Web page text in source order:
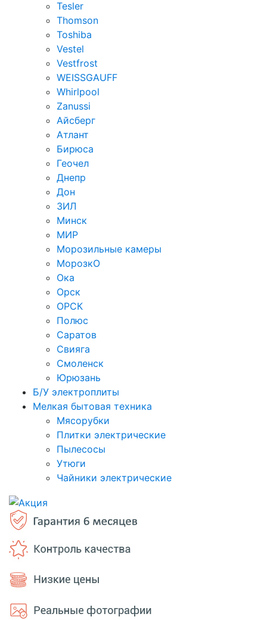
Tesler
Thomson
Toshiba
Vestel
Vestfrost
WEISSGAUFF
Whirlpool
Zanussi
Айсберг
Атлант
Бирюса
Геочел
Днепр
Дон
ЗИЛ
Минск
МИР
Морозильные камеры
МорозкО
Ока
Орск
ОРСК
Полюс
Саратов
Свияга
Смоленск
Юрюзань
Б/У электроплиты
Мелкая бытовая техника
Мясорубки
Плитки электрические
Пылесосы
Утюги
Чайники электрические